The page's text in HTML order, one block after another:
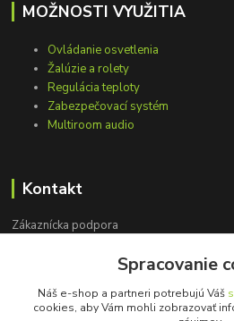
MOŽNOSTI VYUŽITIA
Ovládanie osvetlenia
Žalúzie a rolety
Regulácia teploty
Zabezpečovací systém
Multiroom audio
Kontakt
Zákaznícka podpora
info@loxprofi.sk
Spracovanie
Náš e-shop a partneri potrebujú Váš
cookies, aby Vám mohli zobrazovať